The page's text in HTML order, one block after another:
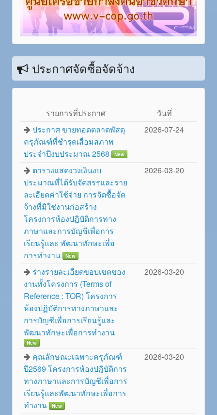
ประกาศจัดซื้อจัดจ้าง
รายการที่ประกาศ
วันทึ่
ประกาศ ขายทอดตลาดพัสดุ
ครุภัณฑ์ที่ชำรุดเสื่อมสภาพ
ประจำปีงบประมาณ 2568
New
2026-07-24
ตารางแสดงวงเงินงบ
ประมาณที่ได้รับจัดสรรและราย
ละเอียดค่าใช้จ่าย การจัดซื้อจัด
จ้างที่มิใช่งานก่อสร้าง
โครงการห้องปฏิบัติการทาง
ภาษาและการบัญชีเพื่อการ
เรียนรู้และ พัฒนาทักษะเพื่อ
การทำงาน
New
2026-03-20
ร่างรายละเอียดขอบเขตของ
งานทั้งโครงการ (Terms of
Reference : TOR) โครงการ
ห้องปฏิบัติการทางภาษาและ
การบัญชีเพื่อการเรียนรู้และ
พัฒนาทักษะเพื่อการทำงาน
New
2026-03-20
คุณลักษณะเฉพาะครุภัณฑ์
ปี2569 โครงการห้องปฎิบัติการ
ทางภาษาและการบัญชีเพื่อการ
เรียนรู้และพัฒนาทักษะเพื่อการ
ทำงาน
New
2026-03-20